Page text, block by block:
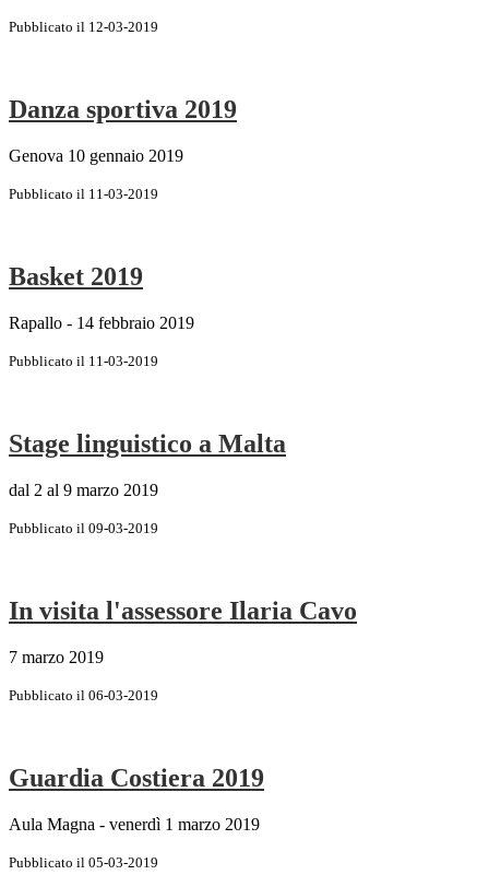
Pubblicato il 12-03-2019
Danza sportiva 2019
Genova 10 gennaio 2019
Pubblicato il 11-03-2019
Basket 2019
Rapallo - 14 febbraio 2019
Pubblicato il 11-03-2019
Stage linguistico a Malta
dal 2 al 9 marzo 2019
Pubblicato il 09-03-2019
In visita l'assessore Ilaria Cavo
7 marzo 2019
Pubblicato il 06-03-2019
Guardia Costiera 2019
Aula Magna - venerdì 1 marzo 2019
Pubblicato il 05-03-2019